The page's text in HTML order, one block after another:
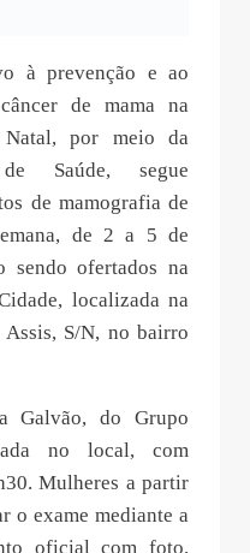
à prevenção e ao
de mama na
por meio da
Saúde, segue
de mamografia de
de 2 a 5 de
sendo ofertados na
localizada na
S/N, no bairro
Galvão, do Grupo
no local, com
Mulheres a partir
o exame mediante a
oficial com foto,